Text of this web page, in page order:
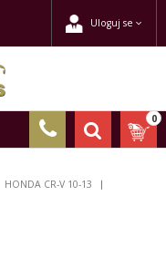
Uloguj se
0
HONDA CR-V 10-13